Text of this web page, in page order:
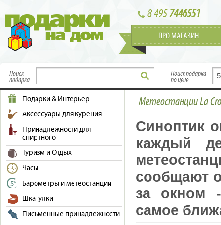
8 4957446551
ПРО МАГАЗИН
Поиск
подарка
Поиск подарка
по цене:
Подарки & Интерьер
Аксессуары для курения
Принадлежности для
спиртного
Туризм и Отдых
Часы
Барометры и метеостанции
Шкатулки
Письменные принадлежности
Метеостанции La
Синоптик
каждый
сообщают
за окном
самое